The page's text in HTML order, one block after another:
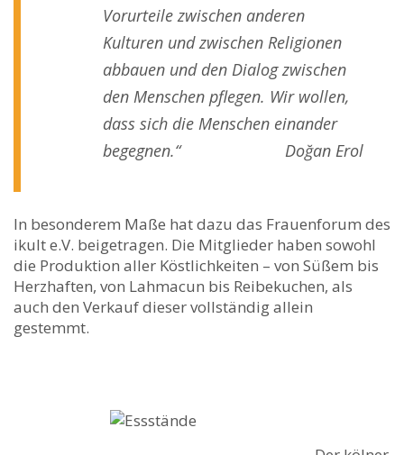
Vorurteile zwischen anderen
Kulturen und zwischen Religionen
abbauen und den Dialog zwischen
den Menschen pflegen. Wir wollen,
dass sich die Menschen einander
begegnen.“
Doğan Erol
In besonderem Maße hat dazu das Frauenforum des
ikult e.V. beigetragen. Die Mitglieder haben sowohl
die Produktion aller Köstlichkeiten – von Süßem bis
Herzhaften, von Lahmacun bis Reibekuchen, als
auch den Verkauf dieser vollständig allein
gestemmt.